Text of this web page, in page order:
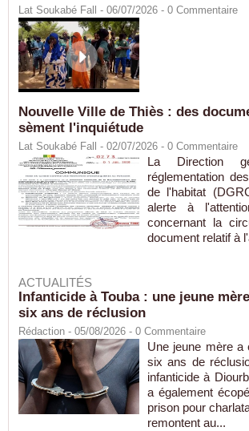
Lat Soukabé Fall - 06/07/2026 - 0 Commentaire
Nouvelle Ville de Thiès : des
sèment l'inquiétude
Lat Soukabé Fall - 02/07/2026 - 0 Commentaire
La Direction
réglementation
de l'habitat
alerte à
concernant la
document relatif à
ACTUALITÉS
Infanticide à Touba : une jeune
six ans de réclusion
Rédaction - 05/08/2026 - 0 Commentaire
Une jeune mère a
six ans de
infanticide à
a également
prison pour
remontent au...